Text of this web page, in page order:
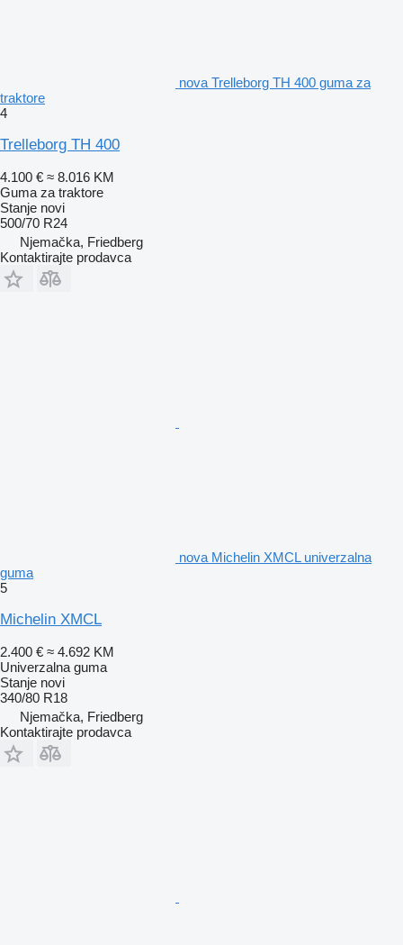
nova Trelleborg TH 400 guma za
traktore
4
Trelleborg TH 400
4.100 € ≈ 8.016 KM
Guma za traktore
Stanje novi
500/70 R24
Njemačka, Friedberg
Kontaktirajte prodavca
nova Michelin XMCL univerzalna
guma
5
Michelin XMCL
2.400 € ≈ 4.692 KM
Univerzalna guma
Stanje novi
340/80 R18
Njemačka, Friedberg
Kontaktirajte prodavca